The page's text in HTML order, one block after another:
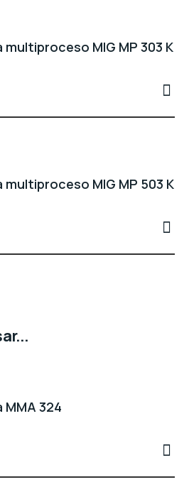
MIG MP 303 K
MIG MP 503 K
324